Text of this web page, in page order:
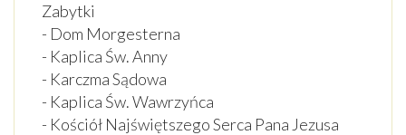
Zabytki
- Dom Morgesterna
- Kaplica Św. Anny
- Karczma Sądowa
- Kaplica Św. Wawrzyńca
- Kościół Najświętszego Serca Pana Jezusa